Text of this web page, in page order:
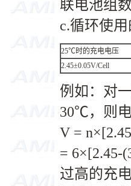
联电池组数
c.循环使
25℃时的充电电压
2.45±0.05V/Cell
例如：对
30℃，则
V =
= 6×[2.45-
过高的充